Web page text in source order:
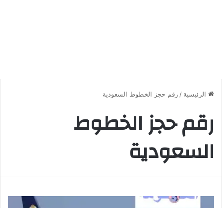
الرئيسية / رقم حجز الخطوط السعودية
رقم حجز الخطوط
السعودية